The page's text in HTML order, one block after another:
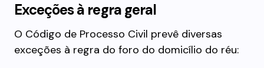
Exceções à regra geral
O Código de Processo Civil prevê diversas
exceções à regra do foro do domicílio do réu: